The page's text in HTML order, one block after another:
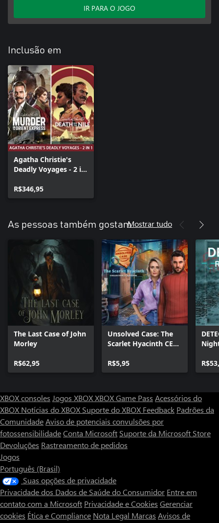
IR PARA O JOGO
Inclusão em
Agatha Christie's
Deadly Voyages - 2 in
R$346,95
As pessoas também gostamMostrar tudo
The Last Case of John
Morley
R$62,95
Unsolved Case: The
Scarlet Hyacinth CE
R$5,95
XBOX consoles Jogos XBOXXBOX Game Pass Acessórios do
XBOX Notícias do XBOX Suporte do XBOX Feedback Padrões da
ComunidadeAviso de potenciais convulsões por
fotossensibilidadeConta Microsoft Suporte da Microsoft Store
Devoluções Rastreamento de pedidos
Jogos
Português (Brasil)
Suas opções de privacidade
Privacidade dos Dados de Saúde do Consumidor Entre em
contato com a Microsoft Privacidade e Cookies Gerenciar
cookies Ética e Compliance Nota Legal Marcas Avisos de